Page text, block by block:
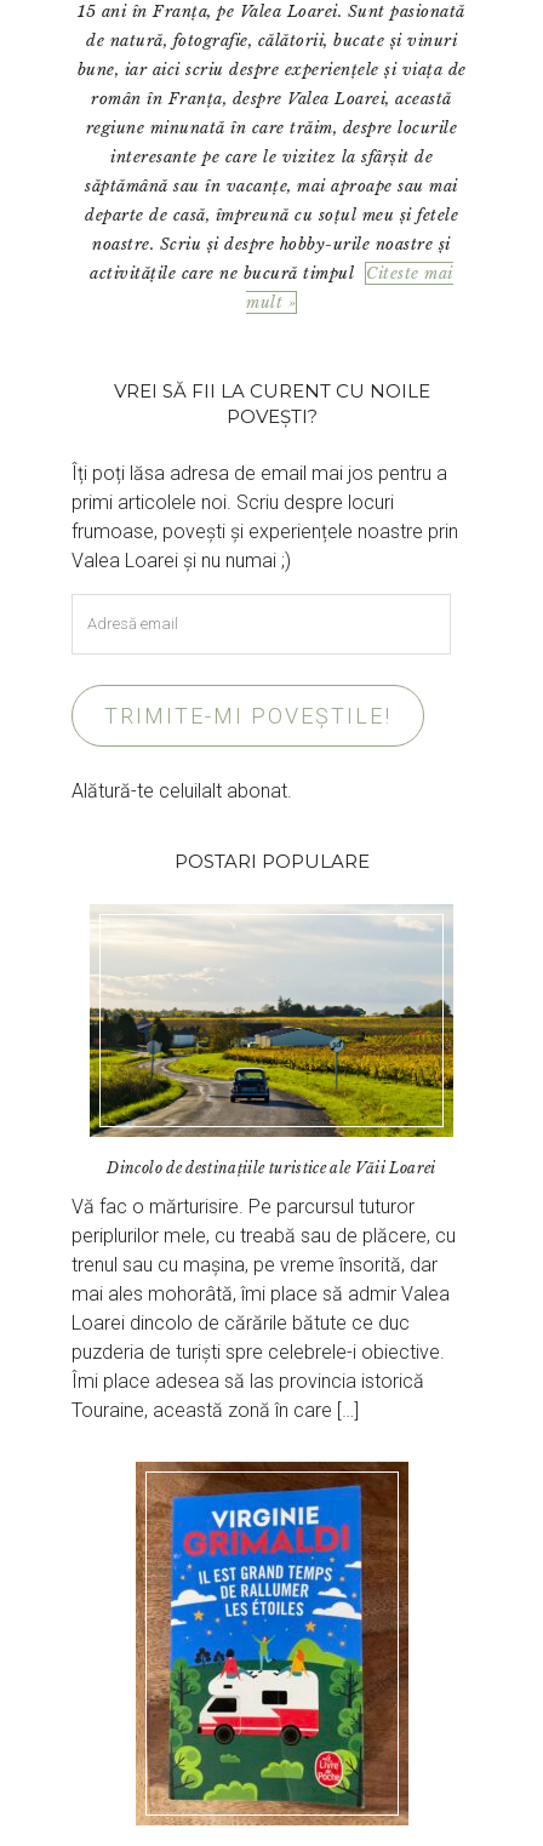
15 ani în Franța, pe Valea Loarei. Sunt pasionată
de natură, fotografie, călătorii, bucate și vinuri
bune, iar aici scriu despre experiențele și viața de
român în Franța, despre Valea Loarei, această
regiune minunată în care trăim, despre locurile
interesante pe care le vizitez la sfârșit de
săptămână sau în vacanțe, mai aproape sau mai
departe de casă, împreună cu soțul meu și fetele
noastre. Scriu și despre hobby-urile noastre și
activitățile care ne bucură timpul
Citeste mai
mult »
VREI SĂ FII LA CURENT CU NOILE
POVEȘTI?
Îți poți lăsa adresa de email mai jos pentru a
primi articolele noi. Scriu despre locuri
frumoase, povești și experiențele noastre prin
Valea Loarei și nu numai ;)
email
TRIMITE-MI POVEȘTILE!
Alătură-te celuilalt abonat.
POSTARI POPULARE
Dincolo de destinaţiile turistice ale Văii Loarei
Vă fac o mărturisire. Pe parcursul tuturor
periplurilor mele, cu treabă sau de plăcere, cu
trenul sau cu mașina, pe vreme însorită, dar
mai ales mohorâtă, îmi place să admir Valea
Loarei dincolo de cărările bătute ce duc
puzderia de turiști spre celebrele-i obiective.
Îmi place adesea să las provincia istorică
Touraine, această zonă în care […]